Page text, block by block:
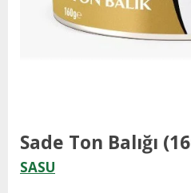
Sade Ton Balığı
SASU